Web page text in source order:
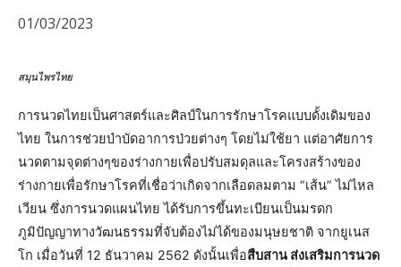
01/03/2023
สมุนไพรไทย
การนวดไทยเป็นศาสตร์และศิลป์ในการรักษาโรคแบบดั้งเดิมของ
ไทย ในการช่วยบำบัดอาการป่วยต่างๆ โดยไม่ใช้ยา แต่อาศัยการ
นวดตามจุดต่างๆของร่างกายเพื่อปรับสมดุลและโครงสร้างของ
ร่างกายเพื่อรักษาโรคที่เชื่อว่าเกิดจากเลือดลมตาม “เส้น” ไม่ไหล
เวียน ซึ่งการนวดแผนไทย ได้รับการขึ้นทะเบียนเป็นมรดก
ภูมิปัญญาทางวัฒนธรรมที่จับต้องไม่ได้ของมนุษยชาติ จากยูเนส
โก เมื่อวันที่ 12 ธันวาคม 2562 ดังนั้นเพื่อสืบสาน ส่งเสริมการนวด